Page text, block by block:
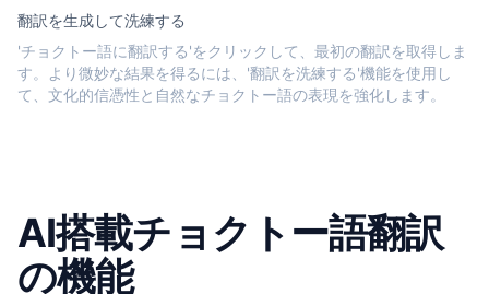
翻訳を生成して洗練する
'チョクトー語に翻訳する'をクリックして、最初の翻訳を取得しま
す。より微妙な結果を得るには、'翻訳を洗練する'機能を使用し
て、文化的信憑性と自然なチョクトー語の表現を強化します。
AI搭載チョクトー語翻訳
の機能